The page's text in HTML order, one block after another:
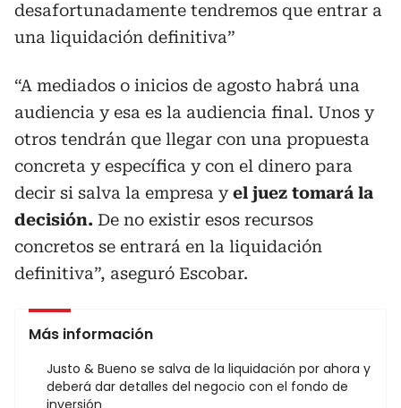
desafortunadamente tendremos que entrar a
una liquidación definitiva”
“A mediados o inicios de agosto habrá una
audiencia y esa es la audiencia final. Unos y
otros tendrán que llegar con una propuesta
concreta y específica y con el dinero para
decir si salva la empresa yel juez tomará la
decisión. De no existir esos recursos
concretos se entrará en la liquidación
definitiva”, aseguró Escobar.
Más información
Justo & Bueno se salva de la liquidación por ahora y
deberá dar detalles del negocio con el fondo de